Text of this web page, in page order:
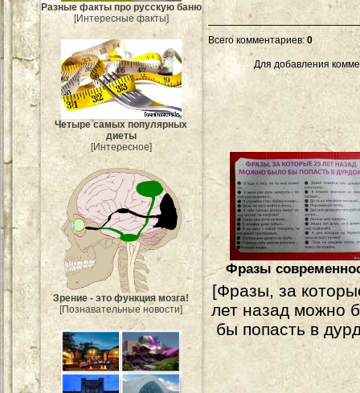
Разные факты про русскую баню
[Интересные факты]
Четыре самых популярных
диеты
[Интересное]
Зрение - это функция мозга!
[Познавательные новости]
Всего комментариев: 0
Для добавления
Фразы
[Фразы, за
лет назад можно
бы попасть в